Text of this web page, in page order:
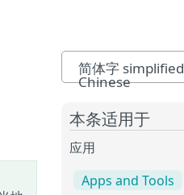
简体字 simplified
Chinese
本条适用于
应用
Apps and Tools